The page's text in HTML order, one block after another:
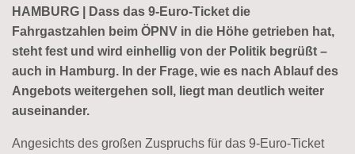
HAMBURG | Dass das 9-Euro-Ticket die
Fahrgastzahlen beim ÖPNV in die Höhe getrieben hat,
steht fest und wird einhellig von der Politik begrüßt –
auch in Hamburg. In der Frage, wie es nach Ablauf des
Angebots weitergehen soll, liegt man deutlich weiter
auseinander.
Angesichts des großen Zuspruchs für das 9-Euro-Ticket